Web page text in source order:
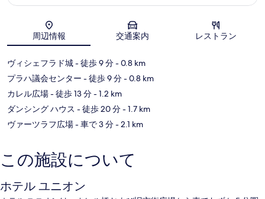
地図
周辺情報 交通案内 レストラン
ヴィシェフラド城- 徒歩 9 分- 0.8 km
プラハ議会センター - 徒歩 9 分- 0.8 km
カレル広場- 徒歩 13 分- 1.2 km
ダンシング ハウス - 徒歩 20 分- 1.7 km
ヴァーツラフ広場- 車で 3 分- 2.1 km
この施設について
ホテル ユニオン